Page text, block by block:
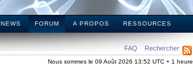
NEWS FORUM A PROPOS RESSOURCES
FAQ Rechercher
Nous sommes le 09 Août 2026 13:52 UTC + 1 heure